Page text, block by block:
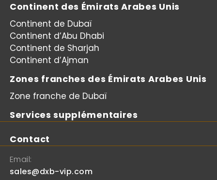
Continent des Émirats Arabes Unis
Continent de Dubaï
Continent d’Abu Dhabi
Continent de Sharjah
Continent d’Ajman
Zones franches des Émirats Arabes Unis
Zone franche de Dubaï
Services supplémentaires
Contact
Email:
sales@dxb-vip.com